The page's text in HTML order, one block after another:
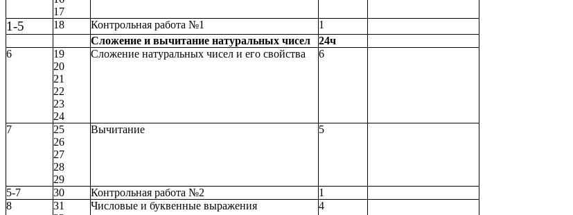
17
1-5 18 Контрольная работа №1
1
Сложение и вычитание натуральных чисел
24ч
6
19
20
21
22
23
24
Сложение натуральных чисел и его свойства 6
7
25
26
27
28
29
Вычитание 5
5-7 30 Контрольная работа №2
1
8
31
Числовые и буквенные выражения 4